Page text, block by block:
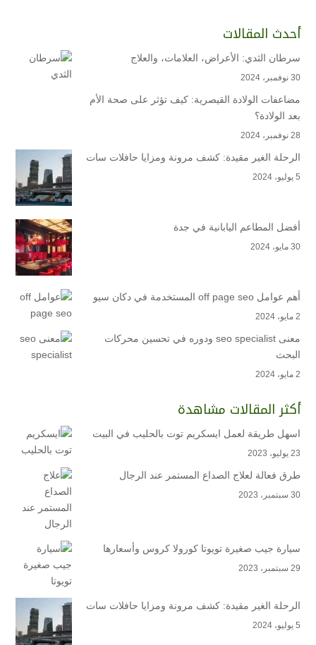
أحدث المقالات
سرطان الثدي: الأعراض، العلامات، والعلاج
30 نوفمبر، 2024
مضاعفات الولادة القيصرية: كيف تؤثر على صحة الأم
بعد الولادة؟
28 نوفمبر، 2024
الرحلة الغير مقيدة: كشف مرونة ومزايا حافلات سات
5 يوليو، 2024
أفضل المطاعم اليابانية في جدة
30 مايو، 2024
أهم عوامل off page seo المستخدمة في دكان سيو
2 مايو، 2024
معنى seo specialist ودوره في تحسين محركات
البحث
2 مايو، 2024
أكثر المقالات مشاهدة
اسهل طريقة لعمل ايسكريم توت بالحليب في البيت
23 يوليو، 2023
طرق فعالة لعلاج الصداع المستمر عند الرجال
30 سبتمبر، 2023
سيارة جيب صغيرة تويوتا كورولا كروس وأسعارها
29 سبتمبر، 2023
الرحلة الغير مقيدة: كشف مرونة ومزايا حافلات سات
5 يوليو، 2024